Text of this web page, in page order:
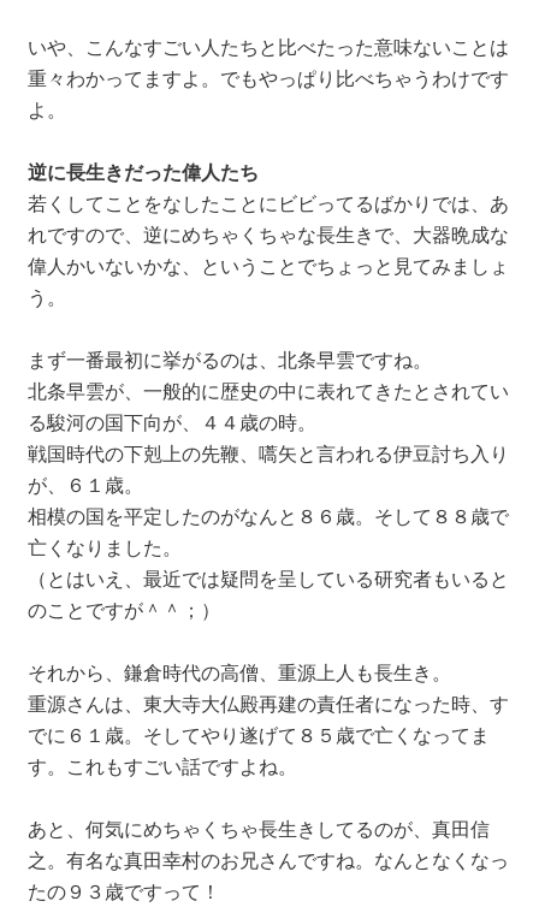
いや、こんなすごい人たちと比べたった意味ないことは
重々わかってますよ。でもやっぱり比べちゃうわけです
よ。
逆に長生きだった偉人たち
若くしてことをなしたことにビビってるばかりでは、あ
れですので、逆にめちゃくちゃな長生きで、大器晩成な
偉人かいないかな、ということでちょっと見てみましょ
う。
まず一番最初に挙がるのは、北条早雲ですね。
北条早雲が、一般的に歴史の中に表れてきたとされてい
る駿河の国下向が、４４歳の時。
戦国時代の下剋上の先鞭、嚆矢と言われる伊豆討ち入り
が、６１歳。
相模の国を平定したのがなんと８６歳。そして８８歳で
亡くなりました。
（とはいえ、最近では疑問を呈している研究者もいると
のことですが＾＾；）
それから、鎌倉時代の高僧、重源上人も長生き。
重源さんは、東大寺大仏殿再建の責任者になった時、す
でに６１歳。そしてやり遂げて８５歳で亡くなってま
す。これもすごい話ですよね。
あと、何気にめちゃくちゃ長生きしてるのが、真田信
之。有名な真田幸村のお兄さんですね。なんとなくなっ
たの９３歳ですって！